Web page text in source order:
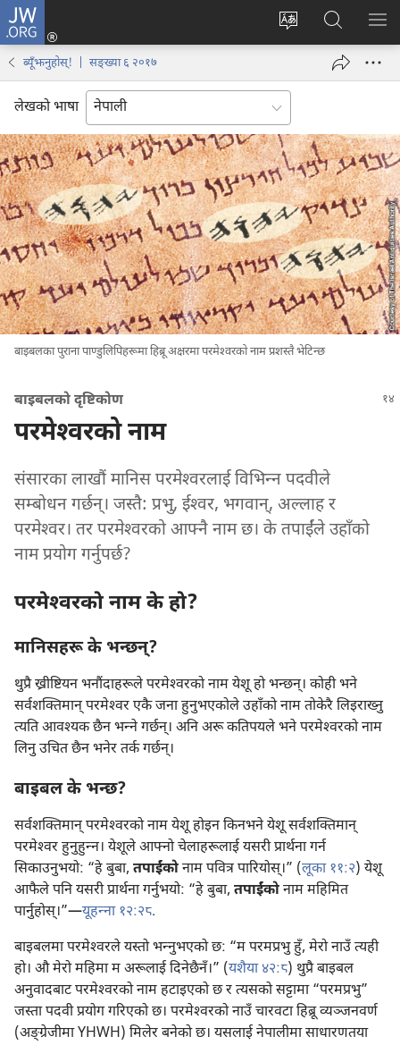
JW.ORG
वेब
परिवर्तन
गर्ने
प्रवेश
(ब्राउजरको
नयाँ
खुल्नेछ)
JW.ORG
मा
खोज्नुहोस्‌
मेनु
ब्यूँझनुहोस्! | सङ्ख्या ६ २०१७
लेखको भाषा
बाइबलका पुराना पाण्डुलिपिहरूमा हिब्रू अक्षरमा परमेश्‍वरको नाम प्रशस्तै भेटिन्छ
बाइबलको दृष्टिकोण
परमेश्‍वरको नाम
संसारका लाखौं मानिस परमेश्‍वरलाई विभिन्‍न पदवीले
सम्बोधन गर्छन्‌। जस्तै: प्रभु, ईश्‍वर, भगवान्‌, अल्लाह र
परमेश्‍वर। तर परमेश्‍वरको आफ्नै नाम छ। के तपाईंले उहाँको
नाम प्रयोग गर्नुपर्छ?
परमेश्‍वरको नाम के हो?
मानिसहरू के भन्छन्‌?
थुप्रै ख्रीष्टियन भनौंदाहरूले परमेश्‍वरको नाम येशू हो भन्छन्‌। कोही भने
सर्वशक्‍तिमान्‌ परमेश्‍वर एकै जना हुनुभएकोले उहाँको नाम तोकेरै लिइराख्नु
त्यति आवश्‍यक छैन भन्‍ने गर्छन्‌। अनि अरू कतिपयले भने परमेश्‍वरको नाम
लिनु उचित छैन भनेर तर्क गर्छन्‌।
बाइबल के भन्छ?
सर्वशक्‍तिमान्‌ परमेश्‍वरको नाम येशू होइन किनभने येशू सर्वशक्‍तिमान्‌
परमेश्‍वर हुनुहुन्‍न। येशूले आफ्नो चेलाहरूलाई यसरी प्रार्थना गर्न
सिकाउनुभयो: “हे बुबा, तपाईंकोनाम पवित्र पारियोस्‌।” (लूका ११:२) येशू
आफैले पनि यसरी प्रार्थना गर्नुभयो: “हे बुबा, तपाईंकोनाम महिमित
पार्नुहोस्‌।”—यूहन्‍ना १२:२८.
बाइबलमा परमेश्‍वरले यस्तो भन्‍नुभएको छ: “म परमप्रभु हुँ, मेरो नाउँ त्यही
हो। औ मेरो महिमा म अरूलाई दिनेछैनँ।” (यशैया ४२:८) थुप्रै बाइबल
अनुवादबाट परमेश्‍वरको नाम हटाइएको छ र त्यसको सट्टामा “परमप्रभु”
जस्ता पदवी प्रयोग गरिएको छ। परमेश्‍वरको नाउँ चारवटा हिब्रू व्यञ्जनवर्ण
(अङ्‌ग्रेजीमा YHWH) मिलेर बनेको छ। यसलाई नेपालीमा साधारणतया